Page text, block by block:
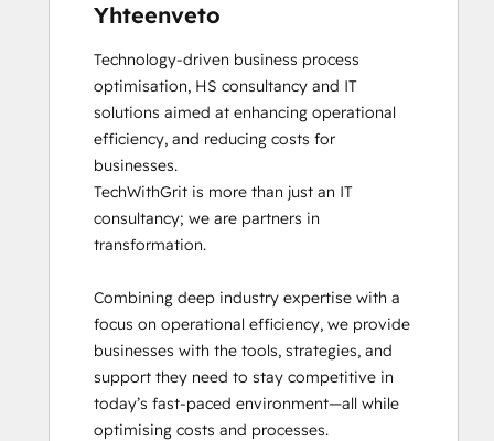
Yhteenveto
Technology-driven business process
optimisation, HS consultancy and IT
solutions aimed at enhancing operational
efficiency, and reducing costs for
businesses.
TechWithGrit is more than just an IT
consultancy; we are partners in
transformation.
Combining deep industry expertise with a
focus on operational efficiency, we provide
businesses with the tools, strategies, and
support they need to stay competitive in
today’s fast-paced environment—all while
optimising costs and processes.